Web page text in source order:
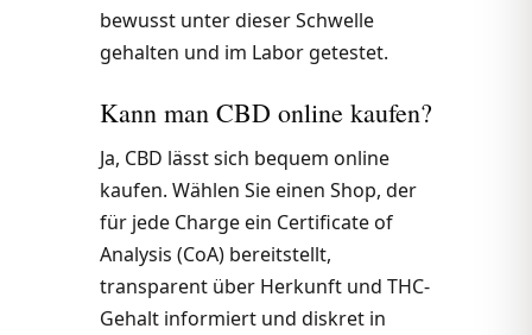
bewusst unter dieser Schwelle
gehalten und im Labor getestet.
Kann man CBD online kaufen?
Ja, CBD lässt sich bequem online
kaufen. Wählen Sie einen Shop, der
für jede Charge ein Certificate of
Analysis (CoA) bereitstellt,
transparent über Herkunft und THC-
Gehalt informiert und diskret in